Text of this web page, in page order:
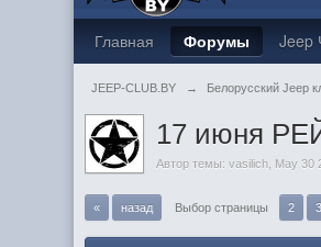
Главная Форумы Jeep
JEEP-CLUB.BY → Белорусский Jeep
17 июня
Автор темы:vasilich May 30
« назад Выбор страницы 2 3